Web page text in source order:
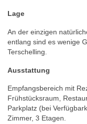
Lage
An der einzigen
entlang sind es wenige
Terschelling.
Ausstattung
Empfangsbereich mit
Frühstücksraum,
Parkplatz (bei
Zimmer, 3 Etagen.